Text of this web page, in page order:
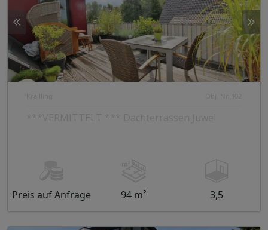
Preis auf Anfrage 94 m² 3,5